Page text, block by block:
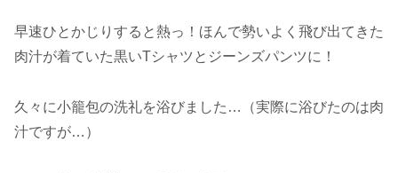
早速ひとかじりすると熱っ！ほんで勢いよく飛び出てきた
肉汁が着ていた黒いTシャツとジーンズパンツに！
久々に小籠包の洗礼を浴びました…（実際に浴びたのは肉
汁ですが…）